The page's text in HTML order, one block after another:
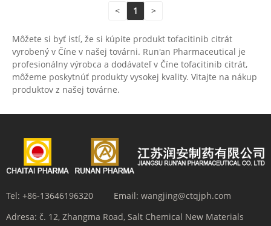
< 1 >
Môžete si byť istí, že si kúpite produkt tofacitinib citrát
vyrobený v Číne v našej továrni. Run'an Pharmaceutical je
profesionálny výrobca a dodávateľ v Číne tofacitinib citrát,
môžeme poskytnúť produkty vysokej kvality. Vitajte na nákup
produktov z našej továrne.
Tel: +86-13646196320 Email: wangjing@ctqjph.com
Adresa: č. 12, Zhangma Road, Salt Chemical New Materials